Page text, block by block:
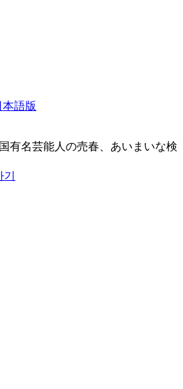
本語版
有名芸能人の売春、あいまいな検